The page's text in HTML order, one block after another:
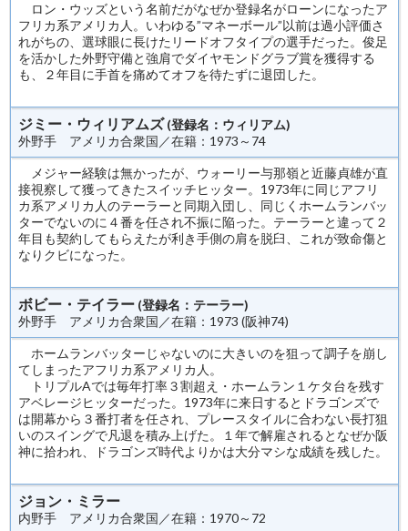
ロン・ウッズという名前だがなぜか登録名がローンになったア
フリカ系アメリカ人。いわゆる”マネーボール”以前は過小評価さ
れがちの、選球眼に長けたリードオフタイプの選手だった。俊足
を活かした外野守備と強肩でダイヤモンドグラブ賞を獲得する
も、２年目に手首を痛めてオフを待たずに退団した。
ジミー・ウィリアムズ(登録名：ウィリアム)
外野手 アメリカ合衆国／在籍：1973～74
メジャー経験は無かったが、ウォーリー与那嶺と近藤貞雄が直
接視察して獲ってきたスイッチヒッター。1973年に同じアフリ
カ系アメリカ人のテーラーと同期入団し、同じくホームランバッ
ターでないのに４番を任され不振に陥った。テーラーと違って２
年目も契約してもらえたが利き手側の肩を脱臼、これが致命傷と
なりクビになった。
ボビー・テイラー (登録名：テーラー)
外野手 アメリカ合衆国／在籍：1973 (阪神74)
ホームランバッターじゃないのに大きいのを狙って調子を崩し
てしまったアフリカ系アメリカ人。
トリプルAでは毎年打率３割超え・ホームラン１ケタ台を残す
アベレージヒッターだった。1973年に来日するとドラゴンズで
は開幕から３番打者を任され、プレースタイルに合わない長打狙
いのスイングで凡退を積み上げた。１年で解雇されるとなぜか阪
神に拾われ、ドラゴンズ時代よりかは大分マシな成績を残した。
ジョン・ミラー
内野手 アメリカ合衆国／在籍：1970～72